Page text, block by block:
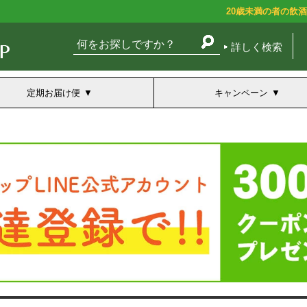
20歳未満の者の飲
詳しく検索
定期お届け便 キャンペーン